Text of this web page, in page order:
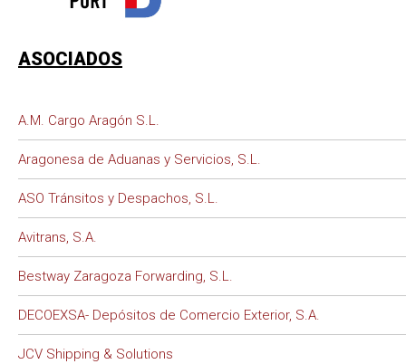
ASOCIADOS
A.M. Cargo Aragón S.L.
Aragonesa de Aduanas y Servicios, S.L.
ASO Tránsitos y Despachos, S.L.
Avitrans, S.A.
Bestway Zaragoza Forwarding, S.L.
DECOEXSA- Depósitos de Comercio Exterior, S.A.
JCV Shipping & Solutions